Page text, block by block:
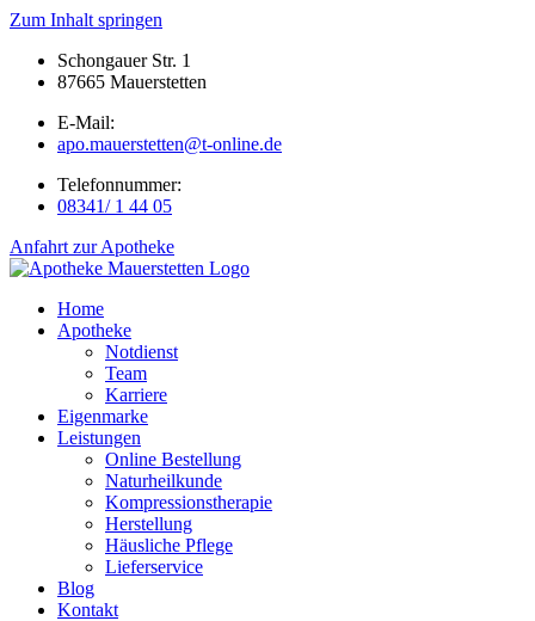
Zum Inhalt springen
Schongauer Str. 1
87665 Mauerstetten
E-Mail:
apo.mauerstetten@t-online.de
Telefonnummer:
08341/ 1 44 05
Anfahrt zur Apotheke
Home
Apotheke
Notdienst
Team
Karriere
Eigenmarke
Leistungen
Online Bestellung
Naturheilkunde
Kompressionstherapie
Herstellung
Häusliche Pflege
Lieferservice
Blog
Kontakt